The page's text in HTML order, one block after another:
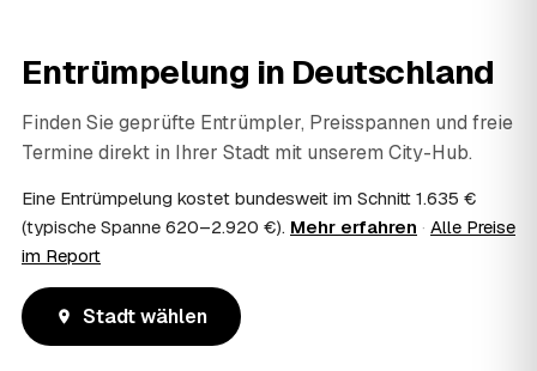
Entrümpelung in Deutschland
Finden Sie geprüfte Entrümpler, Preisspannen und freie
Termine direkt in Ihrer Stadt mit unserem City-Hub.
Eine Entrümpelung kostet bundesweit im Schnitt 1.635 €
(typische Spanne 620–2.920 €). Mehr erfahren · Alle Preise
im Report
Stadt wählen